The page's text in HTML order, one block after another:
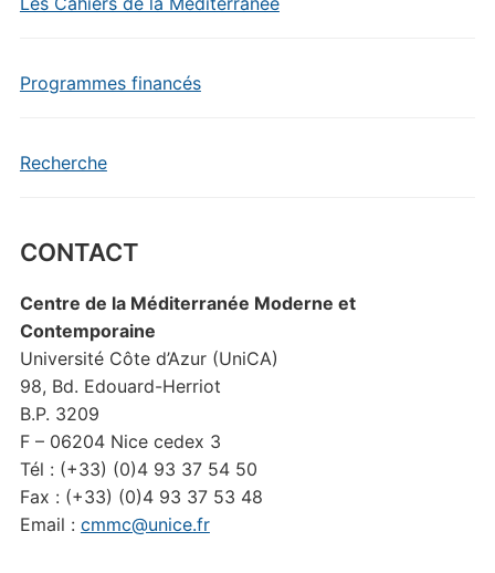
Programmes financés
Recherche
CONTACT
Centre de la Méditerranée Moderne et
Contemporaine
Université Côte d’Azur (UniCA)
98, Bd. Edouard-Herriot
B.P. 3209
F – 06204 Nice cedex 3
Tél : (+33) (0)4 93 37 54 50
Fax : (+33) (0)4 93 37 53 48
Email : cmmc@unice.fr